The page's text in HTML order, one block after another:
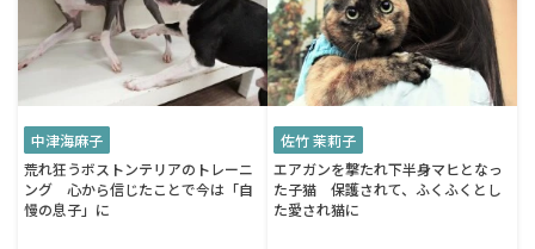
中津海麻子
荒れ狂うボストンテリアのトレーニ
ング 心から信じたことで今は「自
慢の息子」に
佐竹 茉莉子
エアガンを撃たれ下半身マヒとなっ
た子猫 保護されて、ふくふくとし
た愛され猫に